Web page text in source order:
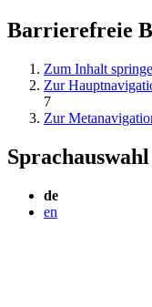
Barrierefreie
Zum Inhalt
Zur
7
Zur
Sprachauswahl
de
en